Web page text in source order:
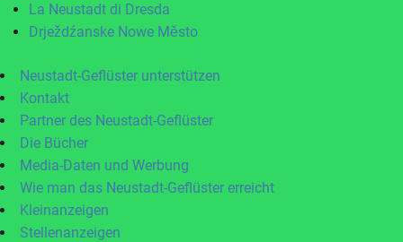
La Neustadt di Dresda
Drježdźanske Nowe Město
Neustadt-Geflüster unterstützen
Kontakt
Partner des Neustadt-Geflüster
Die Bücher
Media-Daten und Werbung
Wie man das Neustadt-Geflüster erreicht
Kleinanzeigen
Stellenanzeigen